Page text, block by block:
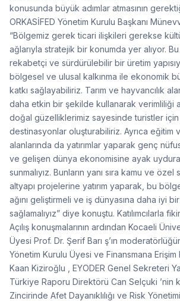
konusunda büyük adımlar atmasının
ORKASİFED Yönetim Kurulu Başkanı
“Bölgemiz gerek ticari ilişkileri gerekse
ağlarıyla stratejik bir konumda yer alıyor. Bu
rekabetçi ve sürdürülebilir bir üretim
bölgesel ve ulusal kalkınma ile ekonomik
katkı sağlayabiliriz. Tarım ve hayvancılık
daha etkin bir şekilde kullanarak verimliliği
doğal güzelliklerimiz sayesinde turistler
destinasyonlar oluşturabiliriz. Ayrıca eğitim
alanlarında da yatırımlar yaparak genç
ve gelişen dünya ekonomisine ayak
sunmalıyız. Bunların yanı sıra kamu ve
altyapı projelerine yatırım yaparak, bu
ağını geliştirmeli ve iş dünyasına daha iyi
sağlamalıyız” diye konuştu. Katılımcılarla
Açılış konuşmalarının ardından Kocaeli
Üyesi Prof. Dr. Şerif Barı ş’ın
Yönetim Kurulu Üyesi ve Finansmana Erişim
Kaan Kiziroğlu , EYODER Genel Sekreteri
Türkiye Raporu Direktörü Can Selçuki ’nin
Zincirinde Afet Dayanıklılığı ve Risk